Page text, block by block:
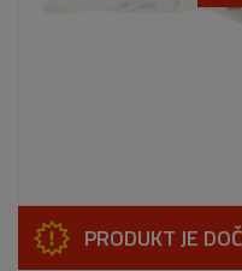
PRODUKT JE